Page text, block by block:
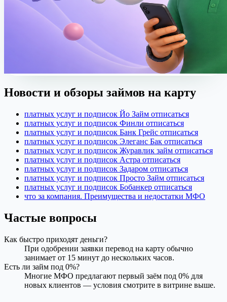
Новости и обзоры займов на карту
платных услуг и подписок Йо Займ отписаться
платных услуг и подписок Финли отписаться
платных услуг и подписок Банк Грейс отписаться
платных услуг и подписок Элеганс Бак отписаться
платных услуг и подписок Журавлик займ отписаться
платных услуг и подписок Астра отписаться
платных услуг и подписок Задаром отписаться
платных услуг и подписок Просто Займ отписаться
платных услуг и подписок Бобанкер отписаться
что за компания. Преимущества и недостатки МФО
Частые вопросы
Как быстро приходят деньги?
При одобрении заявки перевод на карту обычно
занимает от 15 минут до нескольких часов.
Есть ли займ под 0%?
Многие МФО предлагают первый заём под 0% для
новых клиентов — условия смотрите в витрине выше.